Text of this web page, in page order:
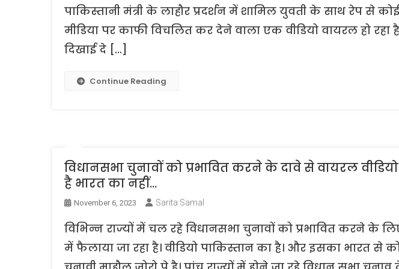
पाकिस्तानी मंत्री के लाहौर प्रदर्शन में शामिल युवती के साथ रेप से
मीडिया पर काफी विचलित कर देने वाला एक वीडियो वायरल हो रहा
दिखाई दे […]
Continue Reading
विधानसभा चुनावों को प्रभावित करने के दावे से वायरल
है भारत का नहीं…
November 6, 2023 Sarita Samal
विभिन्न राज्यों में चल रहे विधानसभा चुनावों को प्रभावित करने के
में फैलाया जा रहा है। वीडियो पाकिस्तान का है। और इसका भारत से